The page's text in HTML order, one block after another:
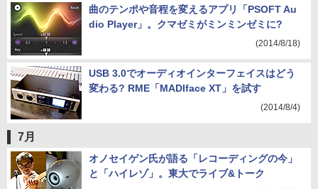
曲のテンポや音程を変えるアプリ「PSOFT Au
dio Player」。クマゼミがミンミンゼミに?
(2014/8/18)
USB 3.0でオーディオインターフェイスはどう
変わる? RME「MADIface XT」を試す
(2014/8/4)
7月
オノセイゲン氏が語る「レコーディングの今」
と「ハイレゾ」。東大でライブ&トーク